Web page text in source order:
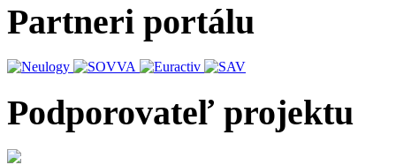
Partneri portálu
Podporovateľ projektu